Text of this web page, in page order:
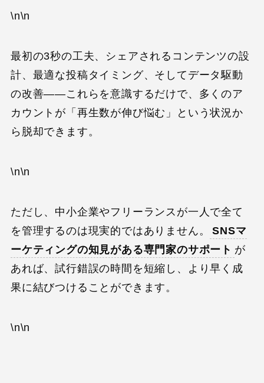
\n\n
最初の3秒の工夫、シェアされるコンテンツの設
計、最適な投稿タイミング、そしてデータ駆動
の改善——これらを意識するだけで、多くのア
カウントが「再生数が伸び悩む」という状況か
ら脱却できます。
\n\n
ただし、中小企業やフリーランスが一人で全て
を管理するのは現実的ではありません。
SNSマ
ーケティングの知見がある専門家のサポート が
あれば、試行錯誤の時間を短縮し、より早く成
果に結びつけることができます。
\n\n